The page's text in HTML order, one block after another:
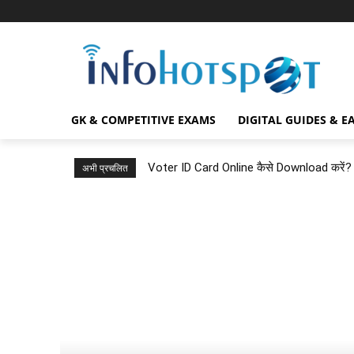
GK & COMPETITIVE EXAMS DIGITAL GUIDES &
अभी प्रचलित Voter ID Card Online कैसे Download